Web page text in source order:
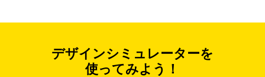
デザインシミュレーターを
使ってみよう！